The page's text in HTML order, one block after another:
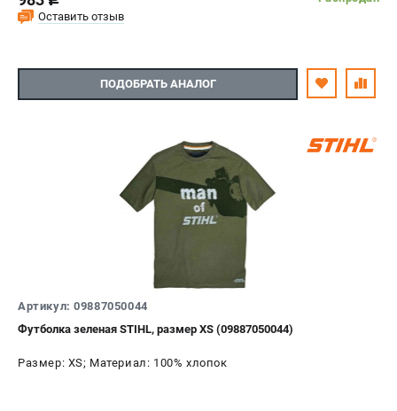
Оставить отзыв
ПОДОБРАТЬ АНАЛОГ
Артикул: 09887050044
Футболка зеленая STIHL, размер XS (09887050044)
Размер: XS; Материал: 100% хлопок